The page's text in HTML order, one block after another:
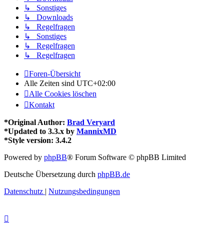
↳ Sonstiges
↳ Downloads
↳ Regelfragen
↳ Sonstiges
↳ Regelfragen
↳ Regelfragen
Foren-Übersicht
Alle Zeiten sind UTC+02:00
Alle Cookies löschen
Kontakt
*Original Author: Brad Veryard
*Updated to 3.3.x by MannixMD
*Style version: 3.4.2
Powered by phpBB® Forum Software © phpBB Limited
Deutsche Übersetzung durch phpBB.de
Datenschutz | Nutzungsbedingungen